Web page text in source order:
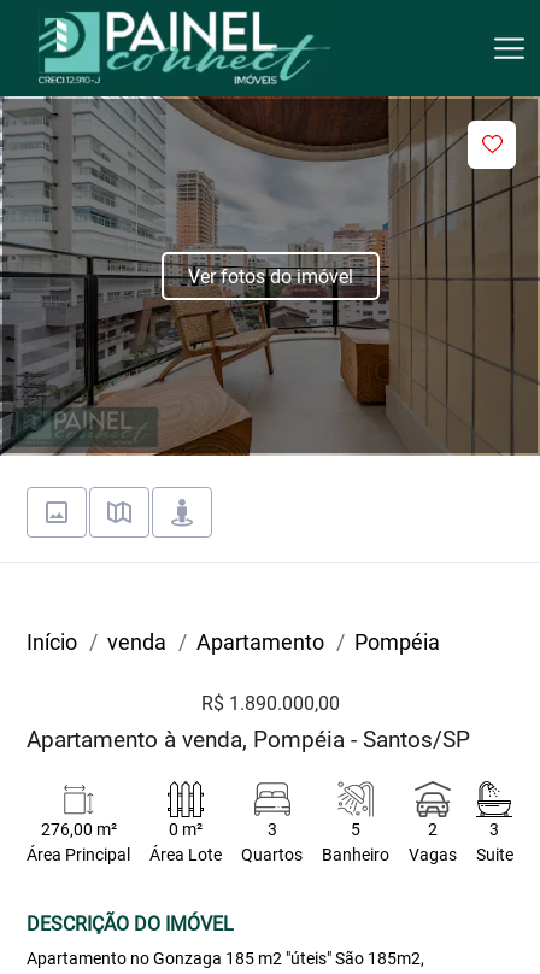
Ver fotos do imóvel
Início venda Apartamento Pompéia
R$ 1.890.000,00
Apartamento à venda, Pompéia - Santos/SP
276,00 m²
Área Principal
0 m²
Área Lote
3
Quartos
5
Banheiro
2
Vagas
3
Suite
DESCRIÇÃO DO IMÓVEL
Apartamento no Gonzaga 185 m2 "úteis" São 185m2,